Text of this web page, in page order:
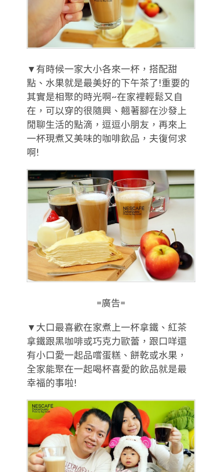
▼有時候一家大小各來一杯，搭配甜
點、水果就是最美好的下午茶了!重要的
其實是相聚的時光啊~在家裡輕鬆又自
在，可以穿的很隨興、翹著腳在沙發上
閒聊生活的點滴，逗逗小朋友，再來上
一杯現煮又美味的咖啡飲品，夫復何求
啊!
=廣告=
▼大口最喜歡在家煮上一杯拿鐵、紅茶
拿鐵跟黑咖啡或巧克力歐蕾，跟口咩還
有小口愛一起品嚐蛋糕、餅乾或水果，
全家能聚在一起喝杯喜愛的飲品就是最
幸福的事啦!